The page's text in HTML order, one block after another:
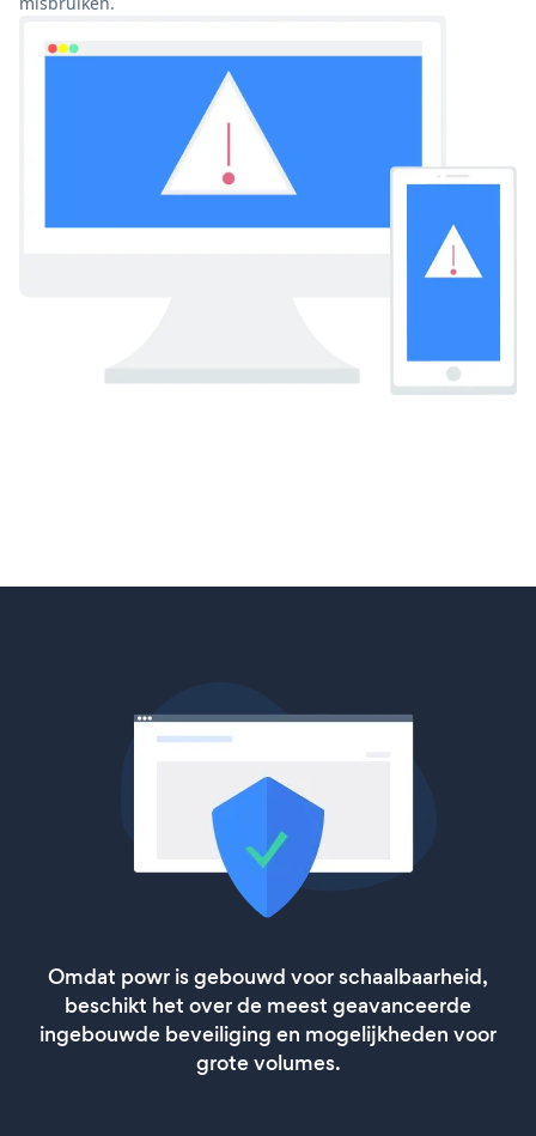
Omdat powr is gebouwd voor schaalbaarheid,
beschikt het over de meest geavanceerde
ingebouwde beveiliging en mogelijkheden voor
grote volumes.